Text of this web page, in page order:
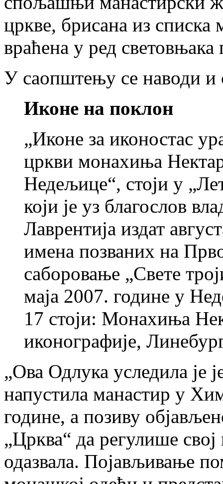
цркве, брисана из
враћена у ред
У саопштењу се наводи и
Иконе на поклон
„Иконе за иконостас
цркви монахиња
Недељице“, стоји у
који је уз благослов
Лаврентија издат
имена позваних на
саборовање „Свете
маја 2007. године у
17 стоји: Монахиња
иконографије,
„Ова Одлука уследила је
напустила манастир у
године, а позиву
„Црква“ да регулише
одазвала. Појављивање